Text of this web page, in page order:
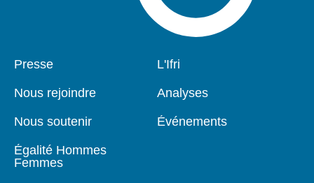
Pied
Presse
Nous rejoindre
Nous soutenir
Égalité Hommes
Femmes
Navigation
L'Ifri
Analyses
Événements